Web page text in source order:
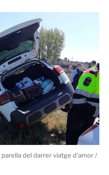
del darrer viatge d'amor /